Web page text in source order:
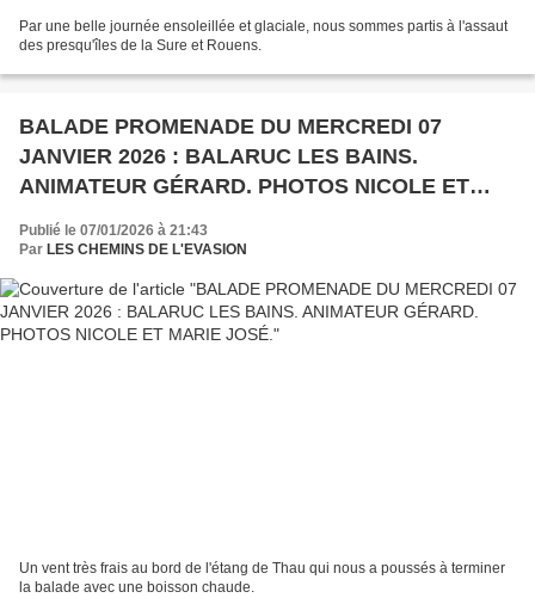
Par une belle journée ensoleillée et glaciale, nous sommes partis à l'assaut
des presqu'îles de la Sure et Rouens.
BALADE PROMENADE DU MERCREDI 07
JANVIER 2026 : BALARUC LES BAINS.
ANIMATEUR GÉRARD. PHOTOS NICOLE ET
Publié le 07/01/2026 à 21:43
Par LES CHEMINS DE L'EVASION
Un vent très frais au bord de l'étang de Thau qui nous a poussés à terminer
la balade avec une boisson chaude.